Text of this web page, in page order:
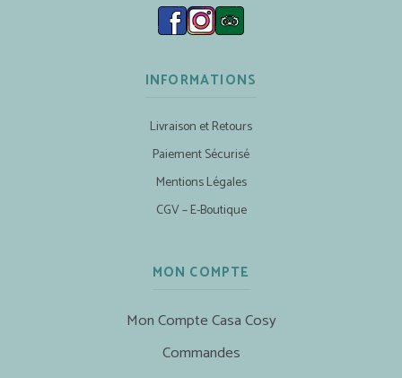
INFORMATIONS
Livraison et Retours
Paiement Sécurisé
Mentions Légales
CGV – E-Boutique
MON COMPTE
Mon Compte Casa Cosy
Commandes